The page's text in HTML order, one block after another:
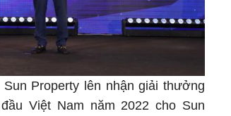
Property lên nhận giải thưởng
Việt Nam năm 2022 cho Sun